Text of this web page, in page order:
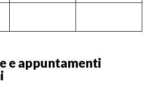
e appuntamenti